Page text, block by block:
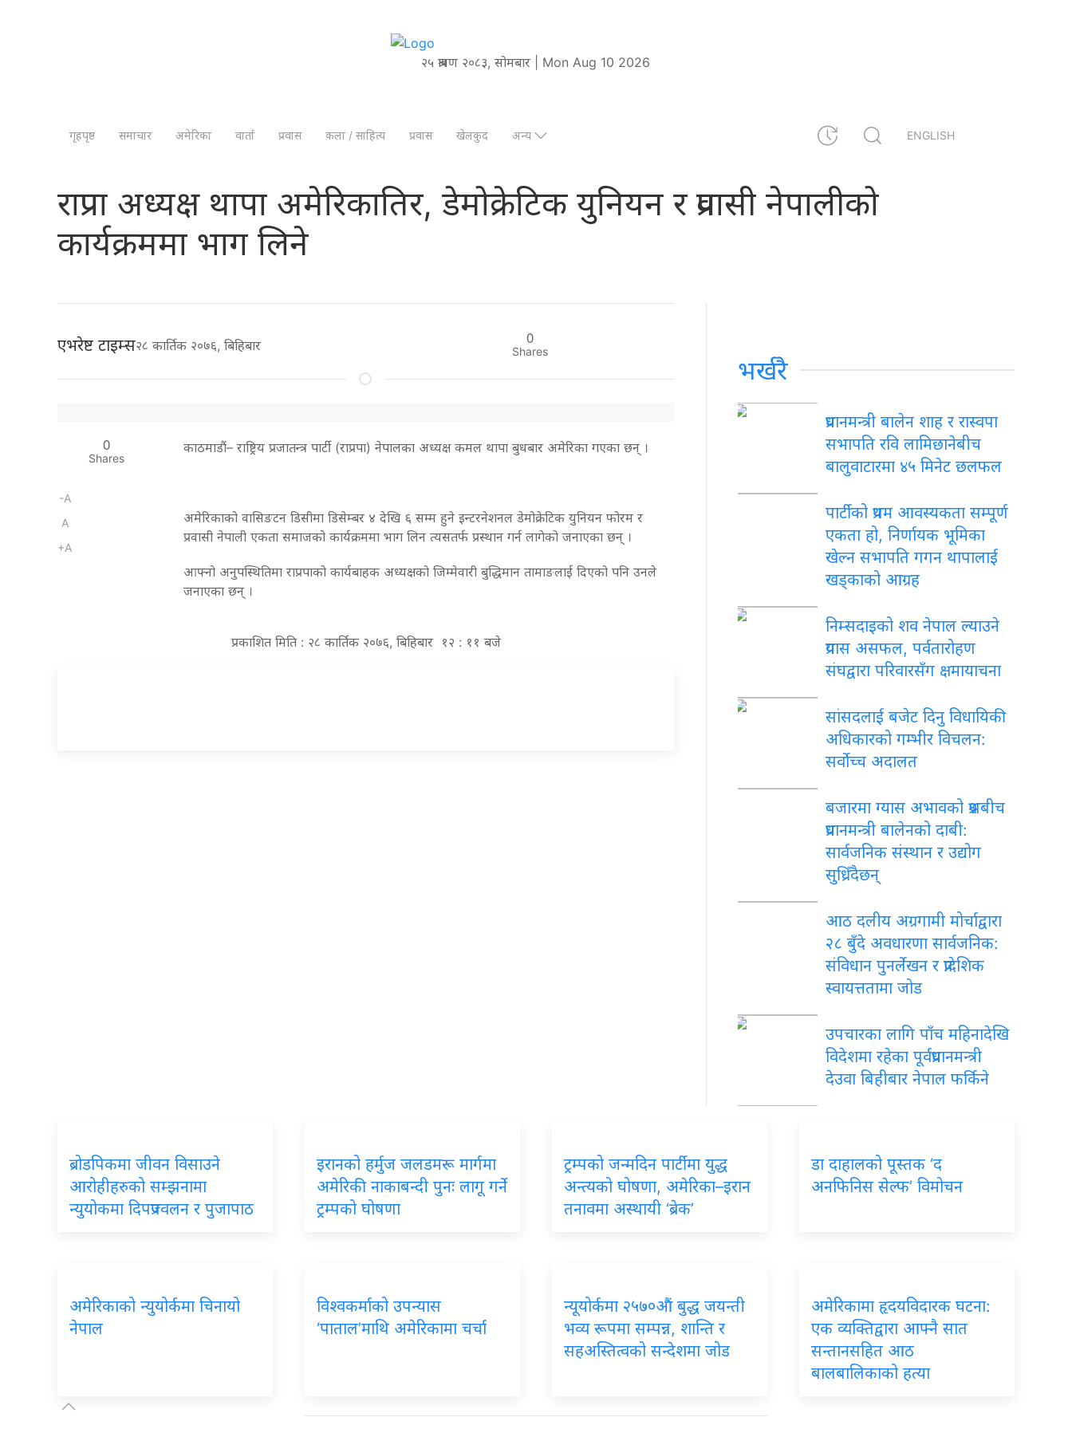
२५ श्रावण २०८३, सोमबार | Mon Aug 10 2026
गृहपृष्ठ समाचार अमेरिका वार्ता प्रवास कला / साहित्य प्रवास खेलकुद अन्य ENGLISH
राप्रपा अध्यक्ष थापा अमेरिकातिर, डेमोक्रेटिक युनियन र प्रवासी नेपालीको
कार्यक्रममा भाग लिने
एभरेष्ट टाइम्स२८ कार्तिक २०७६, बिहिबार 0
Shares
0
Shares
-A
A
+A
काठमाडौं– राष्ट्रिय प्रजातन्त्र पार्टी (राप्रपा) नेपालका अध्यक्ष कमल थापा बुधबार अमेरिका गएका छन् ।
अमेरिकाको वासिङटन डिसीमा डिसेम्बर ४ देखि ६ सम्म हुने इन्टरनेशनल डेमोक्रेटिक युनियन फोरम र
प्रवासी नेपाली एकता समाजको कार्यक्रममा भाग लिन त्यसतर्फ प्रस्थान गर्न लागेको जनाएका छन् ।
आफ्नो अनुपस्थितिमा राप्रपाको कार्यबाहक अध्यक्षको जिम्मेवारी बुद्धिमान तामाङलाई दिएको पनि उनले
जनाएका छन् ।
प्रकाशित मिति : २८ कार्तिक २०७६, बिहिबार १२ : ११ बजे
भर्खरै
प्रधानमन्त्री बालेन शाह र रास्वपा
सभापति रवि लामिछानेबीच
बालुवाटारमा ४५ मिनेट छलफल
पार्टीको प्रथम आवस्यकता सम्पूर्ण
एकता हो, निर्णायक भूमिका
खेल्न सभापति गगन थापालाई
खड्काको आग्रह
निम्सदाइको शव नेपाल ल्याउने
प्रयास असफल, पर्वतारोहण
संघद्वारा परिवारसँग क्षमायाचना
सांसदलाई बजेट दिनु विधायिकी
अधिकारको गम्भीर विचलन:
सर्वोच्च अदालत
बजारमा ग्यास अभावको प्रश्नबीच
प्रधानमन्त्री बालेनको दाबी:
सार्वजनिक संस्थान र उद्योग
सुध्रिँदैछन्
आठ दलीय अग्रगामी मोर्चाद्वारा
२८ बुँदे अवधारणा सार्वजनिक:
संविधान पुनर्लेखन र प्रादेशिक
स्वायत्ततामा जोड
उपचारका लागि पाँच महिनादेखि
विदेशमा रहेका पूर्वप्रधानमन्त्री
देउवा बिहीबार नेपाल फर्किने
ब्रोडपिकमा जीवन विसाउने
आरोहीहरुको सम्झनामा
न्युयोकमा दिपप्रज्वलन र पुजापाठ
इरानको हर्मुज जलडमरू मार्गमा
अमेरिकी नाकाबन्दी पुनः लागू गर्ने
ट्रम्पको घोषणा
ट्रम्पको जन्मदिन पार्टीमा युद्ध
अन्त्यको घोषणा, अमेरिका–इरान
तनावमा अस्थायी ‘ब्रेक’
डा दाहालको पूस्तक ‘द
अनफिनिस सेल्फ’ विमोचन
अमेरिकाको न्युयोर्कमा चिनायो
नेपाल
विश्वकर्माको उपन्यास
‘पाताल’माथि अमेरिकामा चर्चा
न्यूयोर्कमा २५७०औं बुद्ध जयन्ती
भव्य रूपमा सम्पन्न, शान्ति र
सहअस्तित्वको सन्देशमा जोड
अमेरिकामा हृदयविदारक घटना:
एक व्यक्तिद्वारा आफ्नै सात
सन्तानसहित आठ
बालबालिकाको हत्या